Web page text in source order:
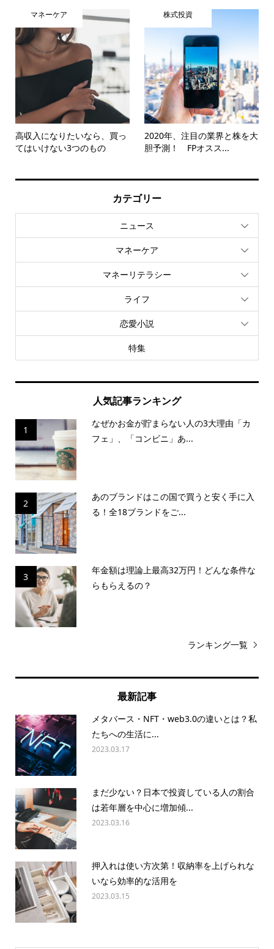
マネーケア
高収入になりたいなら、買っ
てはいけない3つのもの
株式投資
2020年、注目の業界と株を大
胆予測！ FPオスス...
カテゴリー
ニュース
マネーケア
マネーリテラシー
ライフ
恋愛小説
特集
人気記事ランキング
1
なぜかお金が貯まらない人の3大理由「カ
フェ」、「コンビニ」あ...
2
あのブランドはこの国で買うと安く手に入
る！全18ブランドをご...
3
年金額は理論上最高32万円！どんな条件な
らもらえるの？
ランキング一覧
最新記事
メタバース・NFT・web3.0の違いとは？私
たちへの生活に...
2023.03.17
まだ少ない？日本で投資している人の割合
は若年層を中心に増加傾...
2023.03.16
押入れは使い方次第！収納率を上げられな
いなら効率的な活用を
2023.03.15